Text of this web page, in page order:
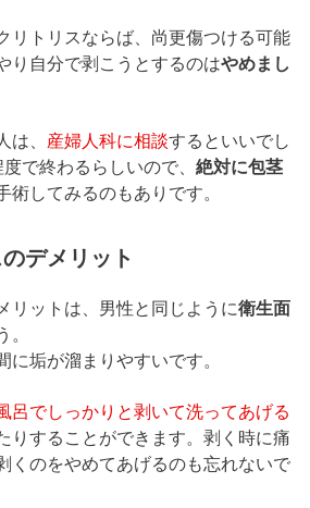
リトリスならば、尚更傷つける可能
り自分で剥こうとするのはやめまし
、 産婦人科に相談するといいでし
で終わるらしいので、 絶対に包茎
術してみるのもありです。
デメリット
リットは、男性と同じように衛生面
垢が溜まりやすいです。
呂でしっかりと剥いて洗ってあげる
りすることができます。剥く時に痛
くのをやめてあげるのも忘れないで